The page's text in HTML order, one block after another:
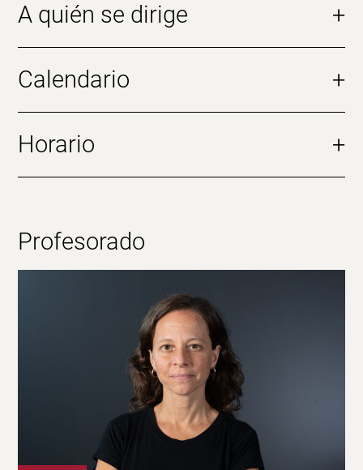
A quién se dirige +
Calendario +
Horario +
Profesorado